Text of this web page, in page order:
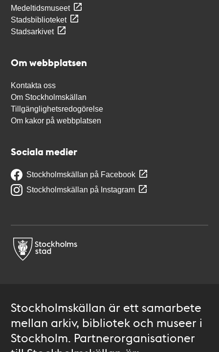
Medeltidsmuseet
Stadsbiblioteket
Stadsarkivet
Om webbplatsen
Kontakta oss
Om Stockholmskällan
Tillgänglighetsredogörelse
Om kakor på webbplatsen
Sociala medier
Stockholmskällan på Facebook
Stockholmskällan på Instagram
Stockholmskällan är ett samarbete
mellan arkiv, bibliotek och museer i
Stockholm. Partnerorganisationer